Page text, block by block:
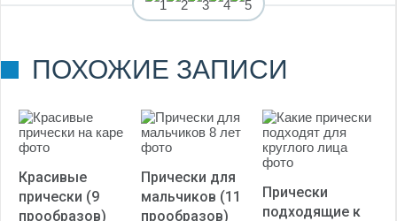
5,00из 5)
ПОХОЖИЕ ЗАПИСИ
Красивые
прически (9
прообразов)
Прически для
мальчиков (11
прообразов)
Прически
подходящие к